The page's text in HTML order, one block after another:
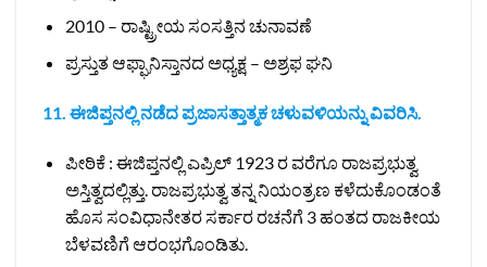
2010 – ರಾಷ್ಟ್ರೀಯ ಸಂಸತ್ತಿನ ಚುನಾವಣೆ
ಪ್ರಸ್ತುತ ಆಫ್ಘಾನಿಸ್ತಾನದ ಅಧ್ಯಕ್ಷ – ಅಶ್ರಫ ಘನಿ
11. ಈಜಿಪ್ತನಲ್ಲಿ ನಡೆದ ಪ್ರಜಾಸತ್ತಾತ್ಮಕ ಚಳುವಳಿಯನ್ನು ವಿವರಿಸಿ.
ಪೀಠಿಕೆ : ಈಜಿಪ್ತನಲ್ಲಿ ಎಪ್ರಿಲ್ 1923 ರ ವರೆಗೂ ರಾಜಪ್ರಭುತ್ವ
ಅಸ್ತಿತ್ವದಲ್ಲಿತ್ತು. ರಾಜಪ್ರಭುತ್ವ ತನ್ನ ನಿಯಂತ್ರಣ ಕಳೆದುಕೊಂಡಂತೆ
ಹೊಸ ಸಂವಿಧಾನೇತರ ಸರ್ಕಾರ ರಚನೆಗೆ 3 ಹಂತದ ರಾಜಕೀಯ
ಬೆಳವಣಿಗೆ ಆರಂಭಗೊಂಡಿತು.